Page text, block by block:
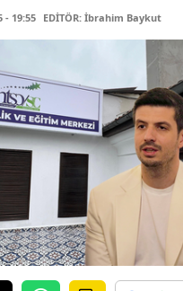
- 19:55 EDİTÖR: İbrahim Baykut